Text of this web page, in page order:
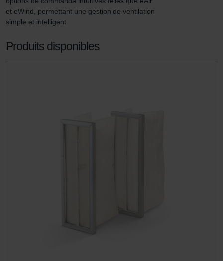
et eWind, permettant une gestion de ventilation
simple et intelligent.
Produits disponibles